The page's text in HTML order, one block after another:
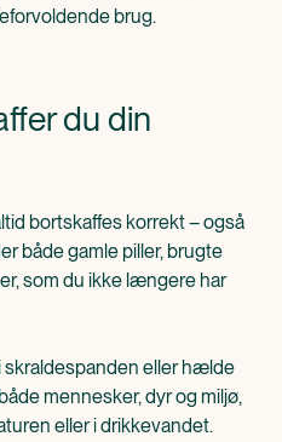
brug.
du din
bortskaffes korrekt – også
både gamle piller, brugte
som du ikke længere har
skraldespanden eller hælde
mennesker, dyr og miljø,
eller i drikkevandet.